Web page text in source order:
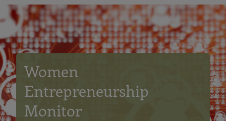
Women
Entrepreneurship
Monitor